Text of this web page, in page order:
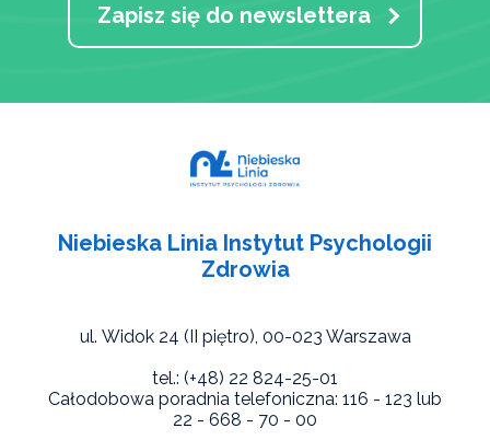
Zapisz się do newslettera
Niebieska Linia Instytut Psychologii
Zdrowia
ul. Widok 24 (II piętro), 00-023 Warszawa
tel.: (+48) 22 824-25-01
Całodobowa poradnia telefoniczna: 116 - 123 lub
22 - 668 - 70 - 00